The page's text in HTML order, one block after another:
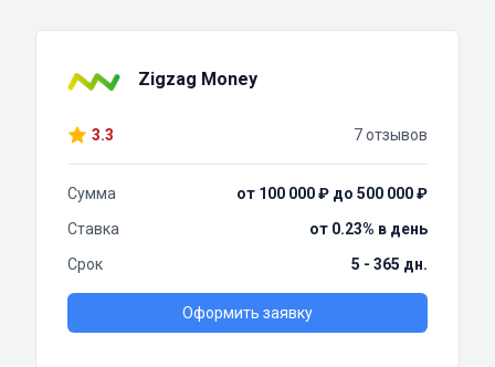
Zigzag Money
3.3 7 отзывов
Сумма
от 100 000 ₽ до 500 000 ₽
Ставка
от 0.23% в день
Срок
5 - 365 дн.
Оформить заявку